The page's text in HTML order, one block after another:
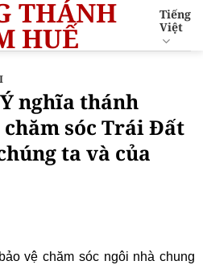
Tiếng
Việt
nghĩa thánh
sóc Trái Đất
ta và của
vệ chăm sóc ngôi nhà chung